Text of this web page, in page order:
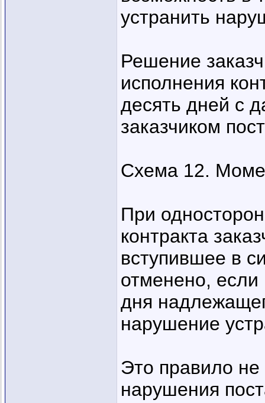
устранить
Решение
исполнения
десять дней с
заказчиком
Схема 12.
При
контракта
вступившее в
отменено, если
дня
нарушение
Это правило не
нарушения